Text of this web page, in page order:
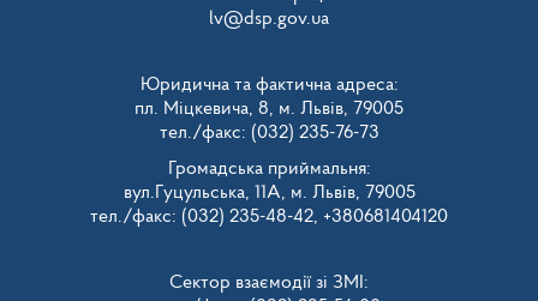
lv@dsp.gov.ua
Юридична та фактична адреса:
пл. Міцкевича, 8, м. Львів, 79005
тел./факс: (032) 235-76-73
Громадська приймальня:
вул.Гуцульська, 11А, м. Львів, 79005
тел./факс: (032) 235-48-42, +380681404120
Сектор взаємодії зі ЗМІ: